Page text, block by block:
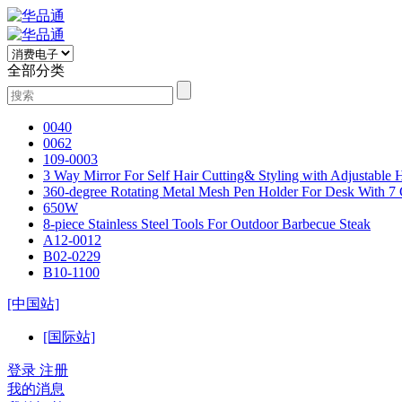
全部分类
0040
0062
109-0003
3 Way Mirror For Self Hair Cutting& Styling with Adjustable
360-degree Rotating Metal Mesh Pen Holder For Desk With 7
650W
8-piece Stainless Steel Tools For Outdoor Barbecue Steak
A12-0012
B02-0229
B10-1100
[中国站]
[国际站]
登录 注册
我的消息